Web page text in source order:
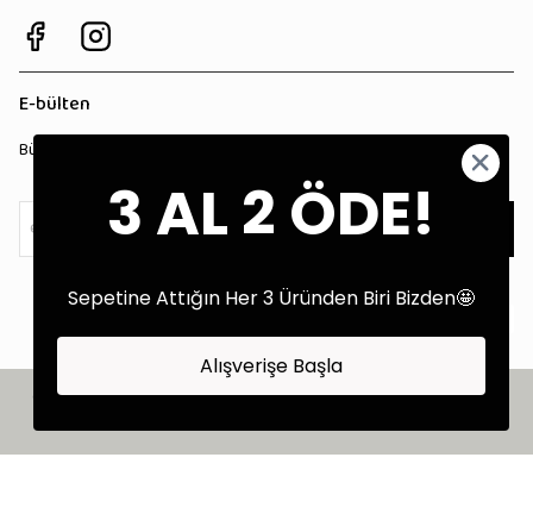
E-bülten
Bültenimize kaydolun, tüm kampanyalardan anında haberdar olun!
©2025 Tüm Hakları Saklıdır - Tekstil Performans Pazarlama Ajansı:
Kokopatik
3 AL 2 ÖDE!
Sepetine Attığın Her 3 Üründen Biri Bizden🤩
Alışverişe Başla